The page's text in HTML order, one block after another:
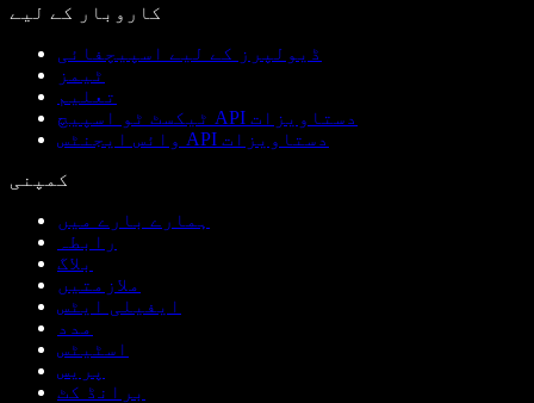
کاروبار کے لیے
ڈیولپرز کے لیے اسپیچفائی
ٹیمز
تعلیم
ٹیکسٹ ٹو اسپیچ API دستاویزات
وائس ایجنٹس API دستاویزات
کمپنی
ہمارے بارے میں
رابطہ
بلاگ
ملازمتیں
ایفیلی ایٹس
مدد
اسٹیٹس
پریس
برانڈ کٹ